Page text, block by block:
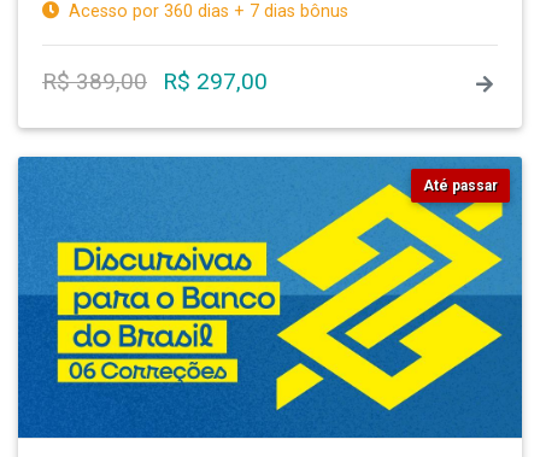
Acesso por 360 dias + 7 dias bônus
R$ 389,00 R$ 297,00
Até passar